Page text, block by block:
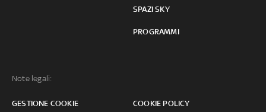
SPAZI SKY
PROGRAMMI
Note legali:
GESTIONE COOKIE COOKIE POLICY